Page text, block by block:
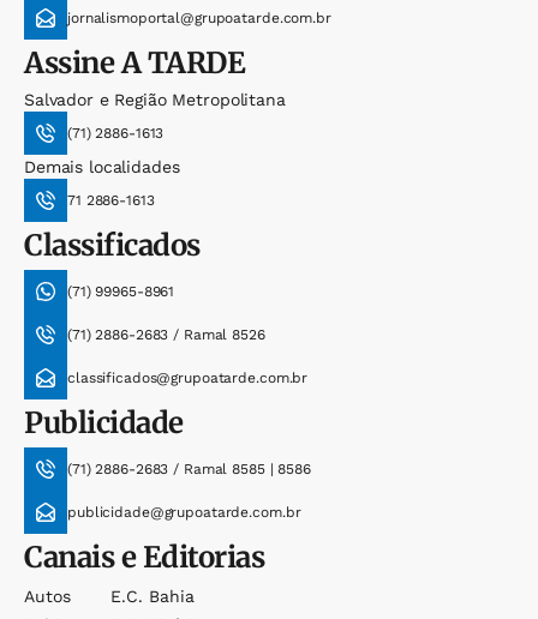
jornalismoportal@grupoatarde.com.br
AssineA TARDE
Salvador e Região Metropolitana
(71) 2886-1613
Demais localidades
71 2886-1613
Classificados
(71) 99965-8961
(71) 2886-2683 / Ramal 8526
classificados@grupoatarde.com.br
Publicidade
(71) 2886-2683 / Ramal 8585 | 8586
publicidade@grupoatarde.com.br
Canais e Editorias
Autos
E.c. Bahia